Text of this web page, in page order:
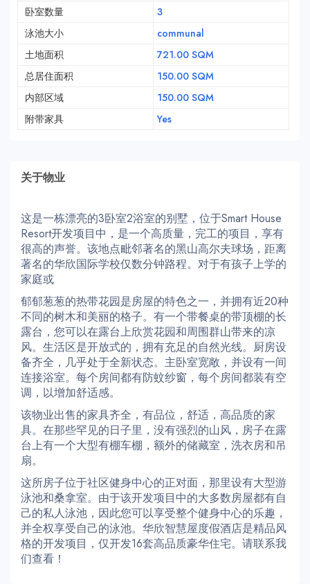
卧室数量
3
泳池大小
communal
土地面积
721.00 SQM
总居住面积
150.00 SQM
内部区域
150.00 SQM
附带家具
Yes
关于物业
这是一栋漂亮的3卧室2浴室的别墅，位于Smart House
Resort开发项目中，是一个高质量，完工的项目，享有
很高的声誉。该地点毗邻著名的黑山高尔夫球场，距离
著名的华欣国际学校仅数分钟路程。对于有孩子上学的
家庭或
郁郁葱葱的热带花园是房屋的特色之一，并拥有近20种
不同的树木和美丽的格子。有一个带餐桌的带顶棚的长
露台，您可以在露台上欣赏花园和周围群山带来的凉
风。生活区是开放式的，拥有充足的自然光线。厨房设
备齐全，几乎处于全新状态。主卧室宽敞，并设有一间
连接浴室。每个房间都有防蚊纱窗，每个房间都装有空
调，以增加舒适感。
该物业出售的家具齐全，有品位，舒适，高品质的家
具。在那些罕见的日子里，没有强烈的山风，房子在露
台上有一个大型有棚车棚，额外的储藏室，洗衣房和吊
扇。
这所房子位于社区健身中心的正对面，那里设有大型游
泳池和桑拿室。由于该开发项目中的大多数房屋都有自
己的私人泳池，因此您可以享受整个健身中心的乐趣，
并全权享受自己的泳池。华欣智慧屋度假酒店是精品风
格的开发项目，仅开发16套高品质豪华住宅。请联系我
们查看！